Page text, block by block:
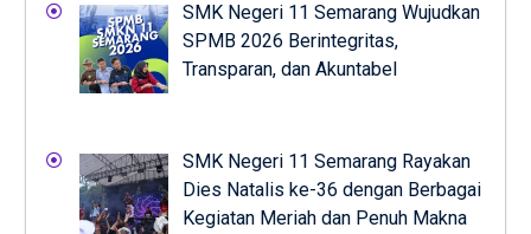
SMK Negeri 11 Semarang Wujudkan
SPMB 2026 Berintegritas,
Transparan, dan Akuntabel
SMK Negeri 11 Semarang Rayakan
Dies Natalis ke-36 dengan Berbagai
Kegiatan Meriah dan Penuh Makna